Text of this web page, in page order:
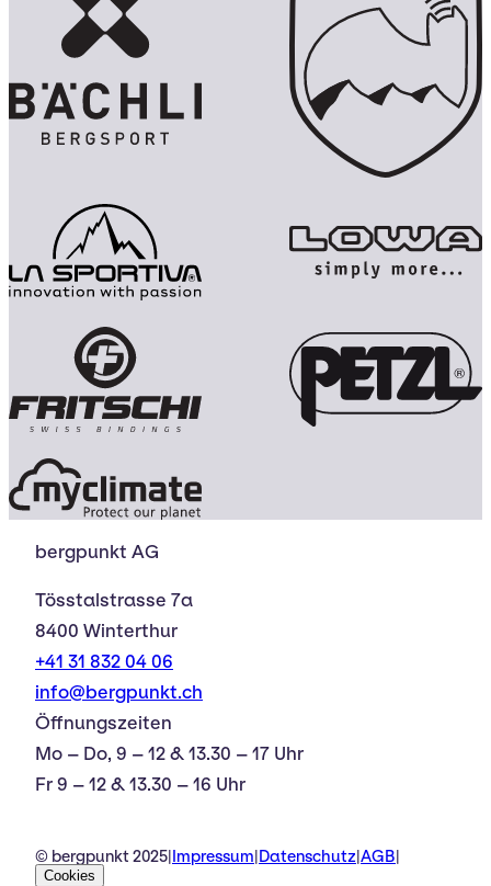
bergpunkt AG
Tösstalstrasse 7a
8400 Winterthur
+41 31 832 04 06
info@bergpunkt.ch
Öffnungszeiten
Mo – Do, 9 – 12 & 13.30 – 17 Uhr
Fr 9 – 12 & 13.30 – 16 Uhr
© bergpunkt 2025 Impressum Datenschutz AGB
Cookies